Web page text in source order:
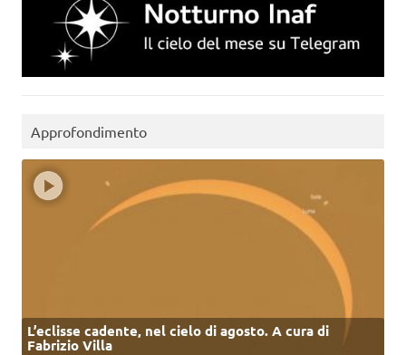
Approfondimento
L’eclisse cadente, nel cielo di agosto. A cura di
Fabrizio Villa